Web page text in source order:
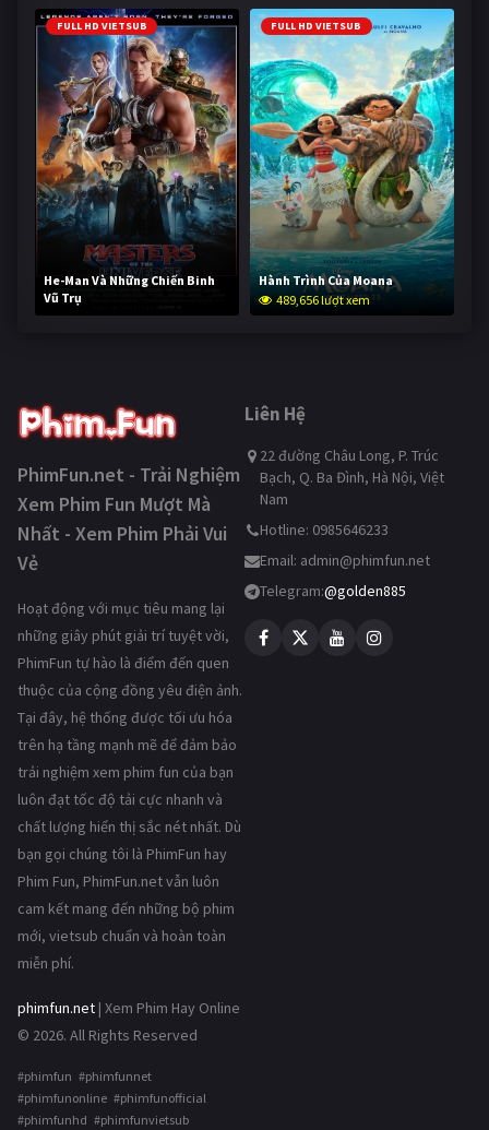
FULL HD VIETSUB
He-Man Và Những Chiến Binh
Vũ Trụ
238,137 lượt xem
FULL HD VIETSUB
Hành Trình Của Moana
489,656 lượt xem
PhimFun.net - Trải Nghiệm
Xem Phim Fun Mượt Mà
Nhất - Xem Phim Phải Vui
Vẻ
Hoạt động với mục tiêu mang lại
những giây phút giải trí tuyệt vời,
PhimFun tự hào là điểm đến quen
thuộc của cộng đồng yêu điện ảnh.
Tại đây, hệ thống được tối ưu hóa
trên hạ tầng mạnh mẽ để đảm bảo
trải nghiệm xem phim fun của bạn
luôn đạt tốc độ tải cực nhanh và
chất lượng hiển thị sắc nét nhất. Dù
bạn gọi chúng tôi là PhimFun hay
Phim Fun, PhimFun.net vẫn luôn
cam kết mang đến những bộ phim
mới, vietsub chuẩn và hoàn toàn
miễn phí.
phimfun.net | Xem Phim Hay Online
© 2026. All Rights Reserved
#phimfun #phimfunnet
#phimfunonline #phimfunofficial
#phimfunhd #phimfunvietsub
Liên Hệ
22 đường Châu Long, P. Trúc
Bạch, Q. Ba Đình, Hà Nội, Việt
Nam
Hotline: 0985646233
Email: admin@phimfun.net
Telegram:@golden885